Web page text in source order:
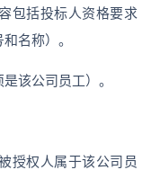
包括投标人资格要求
名称）。
该公司员工）。
授权人属于该公司员